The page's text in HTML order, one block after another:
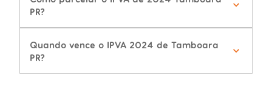
PR?
Quando vence o IPVA 2024 de Tamboara
PR?